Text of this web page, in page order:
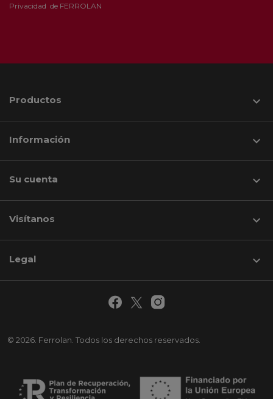
Privacidad de FERROLAN
Productos 
Información 
Su cuenta 
Visítanos keyboard_arrow_down
© 2026. Ferrolan. Todos los derechos reservados.
Legal 